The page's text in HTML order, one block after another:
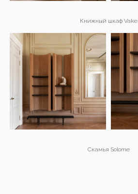
Книжный шкаф Vake
Скамья Solome